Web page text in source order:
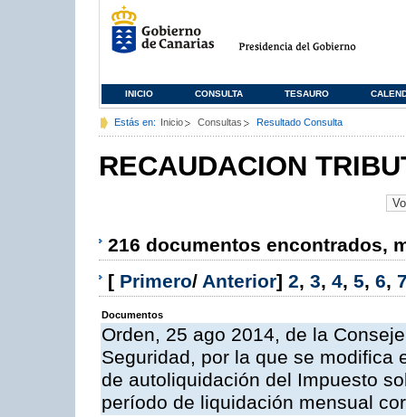
INICIO CONSULTA TESAURO
Estás en: Inicio Consultas Resultado Consulta
RECAUDACION
216 documentos encontrados,
[ Primero/ Anterior] 2, 3, 4, 5, 6,
Documentos
Orden, 25 ago 2014, de la
Seguridad, por la que se modifica
de autoliquidación del Impuesto
período de liquidación mensual